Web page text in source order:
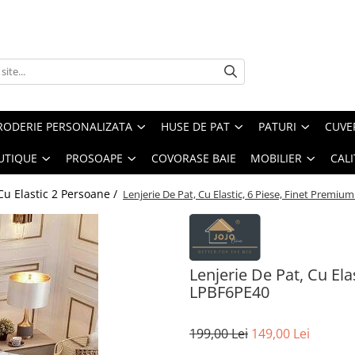
PERSONALIZATA HUSE DE PAT PATURI
PROSOAPE COVORASE BAIE MOBILIER
Elastic 2 Persoane / Lenjerie De Pat, Cu Elastic, 6 Piese, Finet Premium
Lenjerie De Pat, Cu
LPBF6PE40
199,00 Lei 149,00 Lei